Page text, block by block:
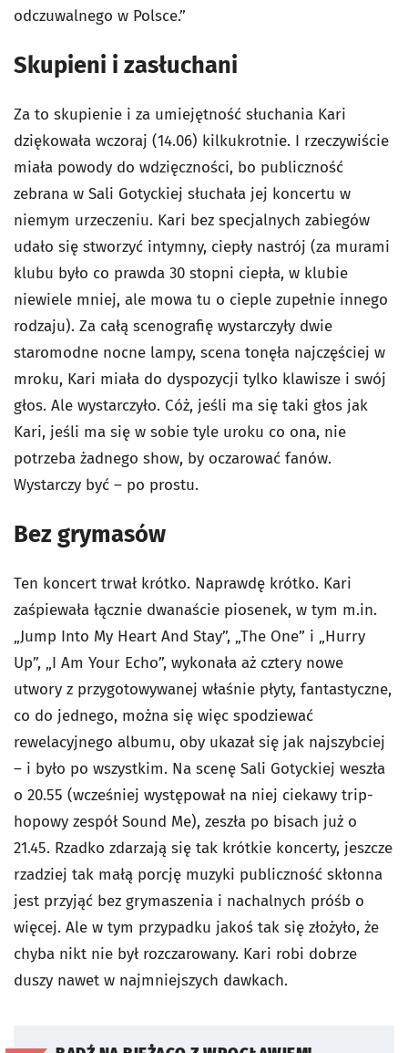
odczuwalnego w Polsce.”
Skupieni i zasłuchani
Za to skupienie i za umiejętność słuchania Kari
dziękowała wczoraj (14.06) kilkukrotnie. I rzeczywiście
miała powody do wdzięczności, bo publiczność
zebrana w Sali Gotyckiej słuchała jej koncertu w
niemym urzeczeniu. Kari bez specjalnych zabiegów
udało się stworzyć intymny, ciepły nastrój (za murami
klubu było co prawda 30 stopni ciepła, w klubie
niewiele mniej, ale mowa tu o cieple zupełnie innego
rodzaju). Za całą scenografię wystarczyły dwie
staromodne nocne lampy, scena tonęła najczęściej w
mroku, Kari miała do dyspozycji tylko klawisze i swój
głos. Ale wystarczyło. Cóż, jeśli ma się taki głos jak
Kari, jeśli ma się w sobie tyle uroku co ona, nie
potrzeba żadnego show, by oczarować fanów.
Wystarczy być – po prostu.
Bez grymasów
Ten koncert trwał krótko. Naprawdę krótko. Kari
zaśpiewała łącznie dwanaście piosenek, w tym m.in.
„Jump Into My Heart And Stay”, „The One” i „Hurry
Up”, „I Am Your Echo”, wykonała aż cztery nowe
utwory z przygotowywanej właśnie płyty, fantastyczne,
co do jednego, można się więc spodziewać
rewelacyjnego albumu, oby ukazał się jak najszybciej
– i było po wszystkim. Na scenę Sali Gotyckiej weszła
o 20.55 (wcześniej występował na niej ciekawy trip-
hopowy zespół Sound Me), zeszła po bisach już o
21.45. Rzadko zdarzają się tak krótkie koncerty, jeszcze
rzadziej tak małą porcję muzyki publiczność skłonna
jest przyjąć bez grymaszenia i nachalnych próśb o
więcej. Ale w tym przypadku jakoś tak się złożyło, że
chyba nikt nie był rozczarowany. Kari robi dobrze
duszy nawet w najmniejszych dawkach.